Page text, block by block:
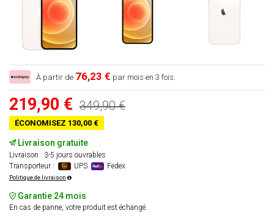
À partir de 76,23 € par mois en 3 fois.
219,90 € 349,90 €
ÉCONOMISEZ 130,00 €
Livraison gratuite
Livraison : 3-5 jours ouvrables
Transporteur :
UPS Fedex
Politique de livraison
Garantie 24 mois
En cas de panne, votre produit est échangé.